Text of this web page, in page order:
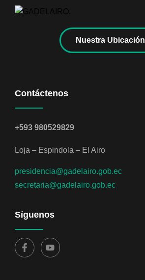
Nuestra Ubicación
Contáctenos
+593 980529829
Loja – Espindola – El Airo
presidencia@gadelairo.gob.ec
secretaria@gadelairo.gob.ec
Síguenos